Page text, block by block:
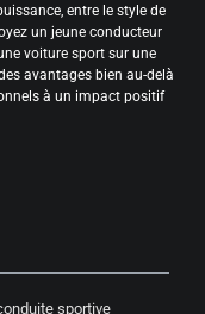
entre le style de
un jeune conducteur
voiture sport sur une
avantages bien au-delà
à un impact positif
sportive